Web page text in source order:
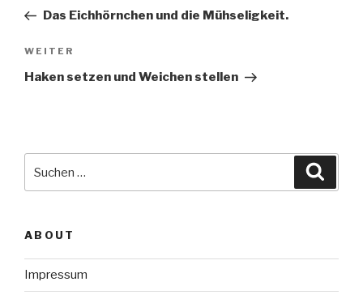
Beitrag
Das Eichhörnchen und die Mühseligkeit.
Nächster
Beitrag
WEITER
Haken setzen und Weichen stellen
ABOUT
Impressum